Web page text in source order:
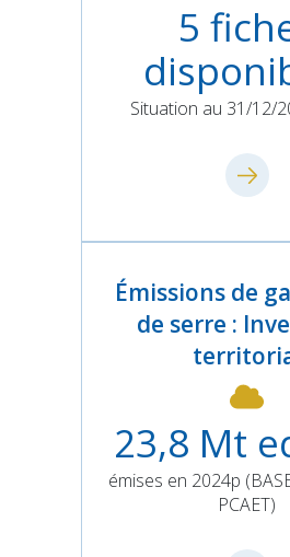
5
Situation au 31/12/
Émissions de
de serre :
23,8 Mt
émises en 2024p
PCAET)